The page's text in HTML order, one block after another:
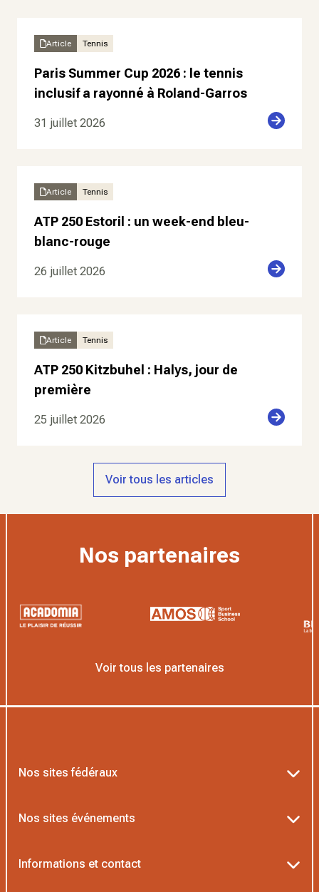
Article Tennis
Paris Summer Cup 2026 : le tennis
inclusif a rayonné à Roland-Garros
31 juillet 2026
Article Tennis
ATP 250 Estoril : un week-end bleu-
blanc-rouge
26 juillet 2026
Article Tennis
ATP 250 Kitzbuhel : Halys, jour de
première
25 juillet 2026
Voir tous les articles
Nos partenaires
Voir tous les partenaires
Nos sites fédéraux
Nos sites événements
Informations et contact